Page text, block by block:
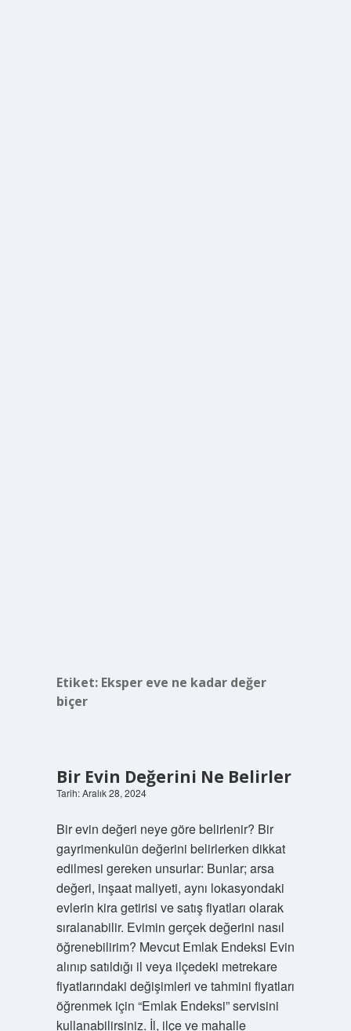
Etiket: Eksper eve ne kadar değer
biçer
Bir Evin Değerini Ne Belirler
Tarih: Aralık 28, 2024
Bir evin değeri neye göre belirlenir? Bir
gayrimenkulün değerini belirlerken dikkat
edilmesi gereken unsurlar: Bunlar; arsa
değeri, inşaat maliyeti, aynı lokasyondaki
evlerin kira getirisi ve satış fiyatları olarak
sıralanabilir. Evimin gerçek değerini nasıl
öğrenebilirim? Mevcut Emlak Endeksi Evin
alınıp satıldığı il veya ilçedeki metrekare
fiyatlarındaki değişimleri ve tahmini fiyatları
öğrenmek için “Emlak Endeksi” servisini
kullanabilirsiniz. İl, ilçe ve mahalle